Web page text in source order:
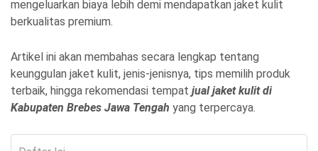
mengeluarkan biaya lebih demi mendapatkan jaket kulit
berkualitas premium.
Artikel ini akan membahas secara lengkap tentang
keunggulan jaket kulit, jenis-jenisnya, tips memilih produk
terbaik, hingga rekomendasi tempat jual jaket kulit di
Kabupaten Brebes Jawa Tengah yang terpercaya.